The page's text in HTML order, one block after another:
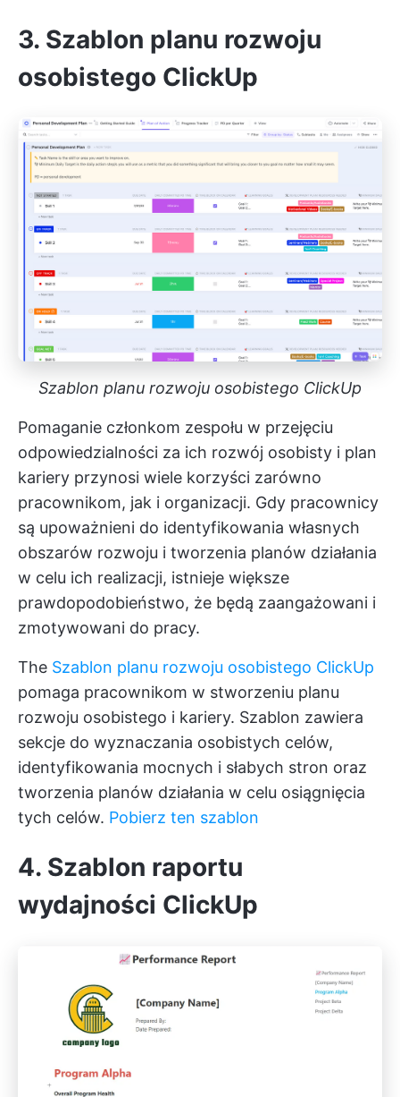
3. Szablon planu rozwoju
osobistego ClickUp
Szablon planu rozwoju osobistego ClickUp
Pomaganie członkom zespołu w przejęciu
odpowiedzialności za ich rozwój osobisty i plan
kariery przynosi wiele korzyści zarówno
pracownikom, jak i organizacji. Gdy pracownicy
są upoważnieni do identyfikowania własnych
obszarów rozwoju i tworzenia planów działania
w celu ich realizacji, istnieje większe
prawdopodobieństwo, że będą zaangażowani i
zmotywowani do pracy.
The Szablon planu rozwoju osobistego ClickUp
pomaga pracownikom w stworzeniu planu
rozwoju osobistego i kariery. Szablon zawiera
sekcje do wyznaczania osobistych celów,
identyfikowania mocnych i słabych stron oraz
tworzenia planów działania w celu osiągnięcia
tych celów. Pobierz ten szablon
4. Szablon raportu
wydajności ClickUp